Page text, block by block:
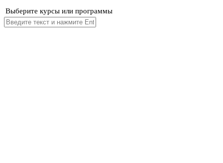
Выберите курсы или программы